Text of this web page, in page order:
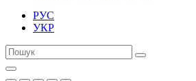
РУС
УКР